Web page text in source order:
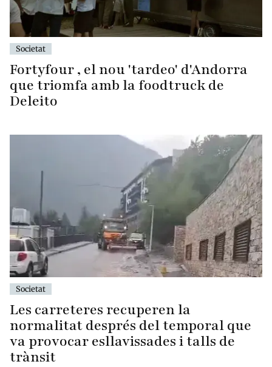
Societat
Fortyfour , el nou 'tardeo' d'Andorra
que triomfa amb la foodtruck de
Deleito
Societat
Les carreteres recuperen la
normalitat després del temporal que
va provocar esllavissades i talls de
trànsit